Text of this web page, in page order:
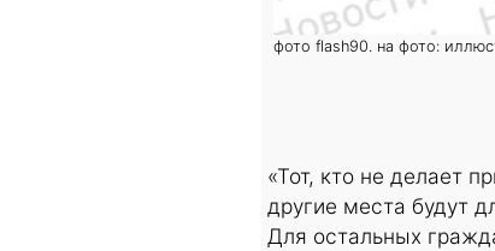
фото flash90. на фото:
«Тот, кто не делает
другие места будут
Для остальных